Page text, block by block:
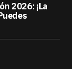
2026: ¡La